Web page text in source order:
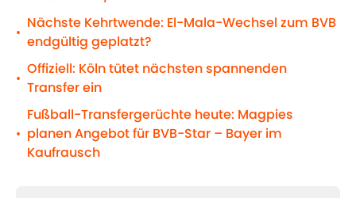
•
Nächste Kehrtwende: El-Mala-Wechsel zum BVB
endgültig geplatzt?
•
Offiziell: Köln tütet nächsten spannenden
Transfer ein
•
Fußball-Transfergerüchte heute: Magpies
planen Angebot für BVB-Star – Bayer im
Kaufrausch